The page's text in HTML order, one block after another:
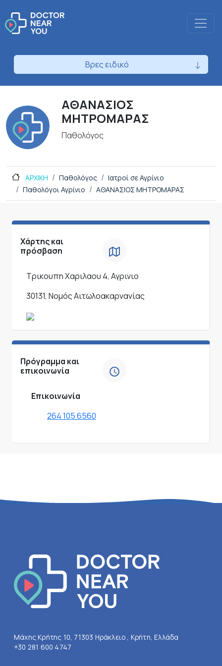
Βρες ειδικό
ΑΘΑΝΑΣΙΟΣ
ΜΗΤΡΟΜΑΡΑΣ
Παθολόγος
ΑΡΧΙΚΗ Παθολόγος
Ιατροί σε Αγρίνιο
Παθολόγοι Αγρίνιο
ΑΘΑΝΑΣΙΟΣ ΜΗΤΡΟΜΑΡΑΣ
Χάρτης και
πρόσβαση
Τρικουπη Χαριλαου 4, Αγρινιο
30131, Νομός Αιτωλοακαρνανίας
Πρόγραμμα και
επικοινωνία
Επικοινωνία
264 105 6560
Μάχης Κρήτης 10, 71303 Ηράκλειο , Κρήτη, Ελλάδα
+30 281 600 4747